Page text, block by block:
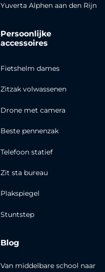
Yuverta Alphen aan den Rijn
Persoonlijke
accessoires
Fietshelm dames
Zitzak volwassenen
Drone met camera
Beste pennenzak
Telefoon statief
Zit sta bureau
Plakspiegel
Stuntstep
Blog
Van middelbare school naar